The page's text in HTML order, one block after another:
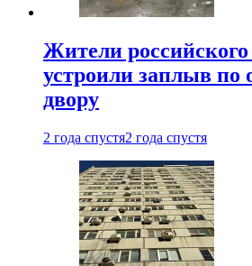
Жители российского
устроили заплыв по
двору
2 года спустя2 года спустя